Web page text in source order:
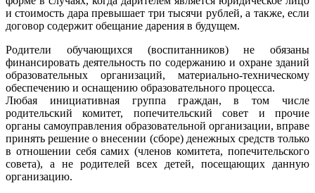
и стоимость дара превышает три тысячи рублей, а также, если
договор содержит обещание дарения в будущем.
Родители обучающихся (воспитанников) не обязаны
финансировать деятельность по содержанию и охране зданий
образовательных организаций, материально-техническому
обеспечению и оснащению образовательного процесса.
Любая инициативная группа граждан, в том числе
родительский комитет, попечительский совет и прочие
органы самоуправления образовательной организации, вправе
принять решение о внесении (сборе) денежных средств только
в отношении себя самих (членов комитета, попечительского
совета), а не родителей всех детей, посещающих данную
организацию.